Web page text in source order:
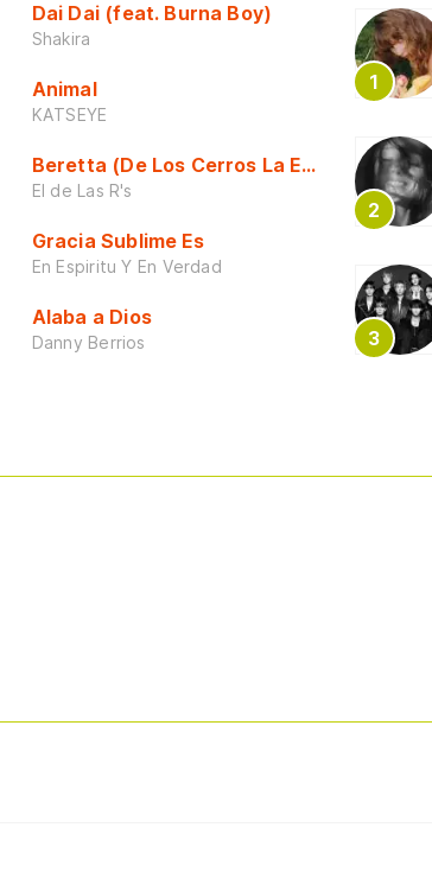
Dai Dai (feat. Burna Boy)
Shakira
Animal
KATSEYE
Beretta (De Los Cerros La Escuela)
El de Las R's
Gracia Sublime Es
En Espiritu Y En Verdad
Alaba a Dios
Danny Berrios